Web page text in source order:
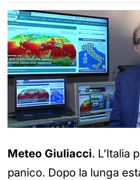
Meteo Giuliacci. L’Italia
panico. Dopo la lunga